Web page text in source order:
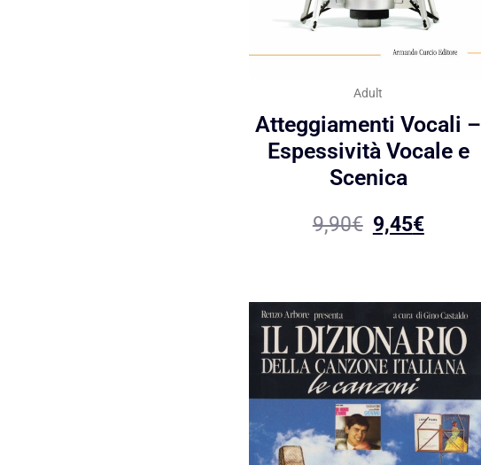
Adult
Atteggiamenti Vocali –
Espessività Vocale e
Scenica
9,90€ 9,45€